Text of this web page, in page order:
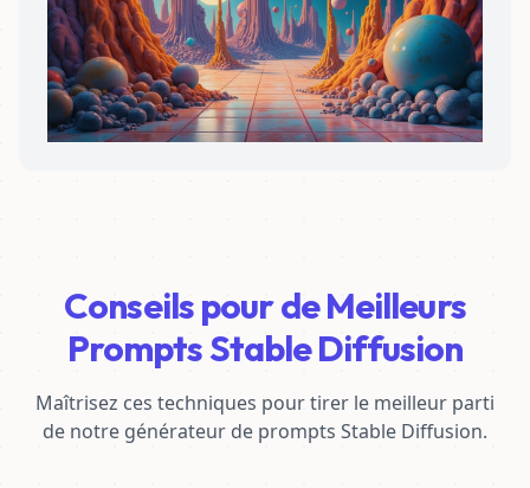
Conseils pour de Meilleurs
Prompts Stable Diffusion
Maîtrisez ces techniques pour tirer le meilleur parti
de notre générateur de prompts Stable Diffusion.